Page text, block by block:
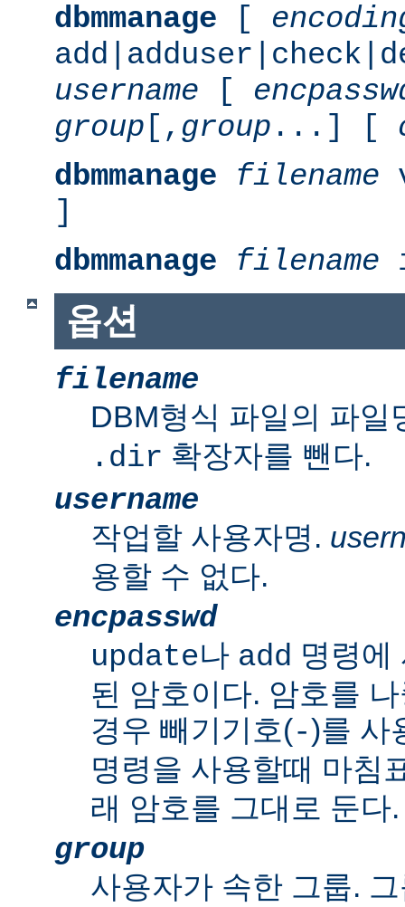
dbmmanage [
username [
group [, group ...] [
dbmmanage
filename
]
dbmmanage
filename
옵션
filename
DBM형식 파일의 파
.dir 확장자를 뺀다.
username
작업할 사용자명.
용할 수 없다.
encpasswd
update나 add 명령에
된 암호이다. 암호를
경우 빼기기호(-)를 사
명령을 사용할때 마침
래 암호를 그대로 둔다.
group
사용자가 속한 그룹.